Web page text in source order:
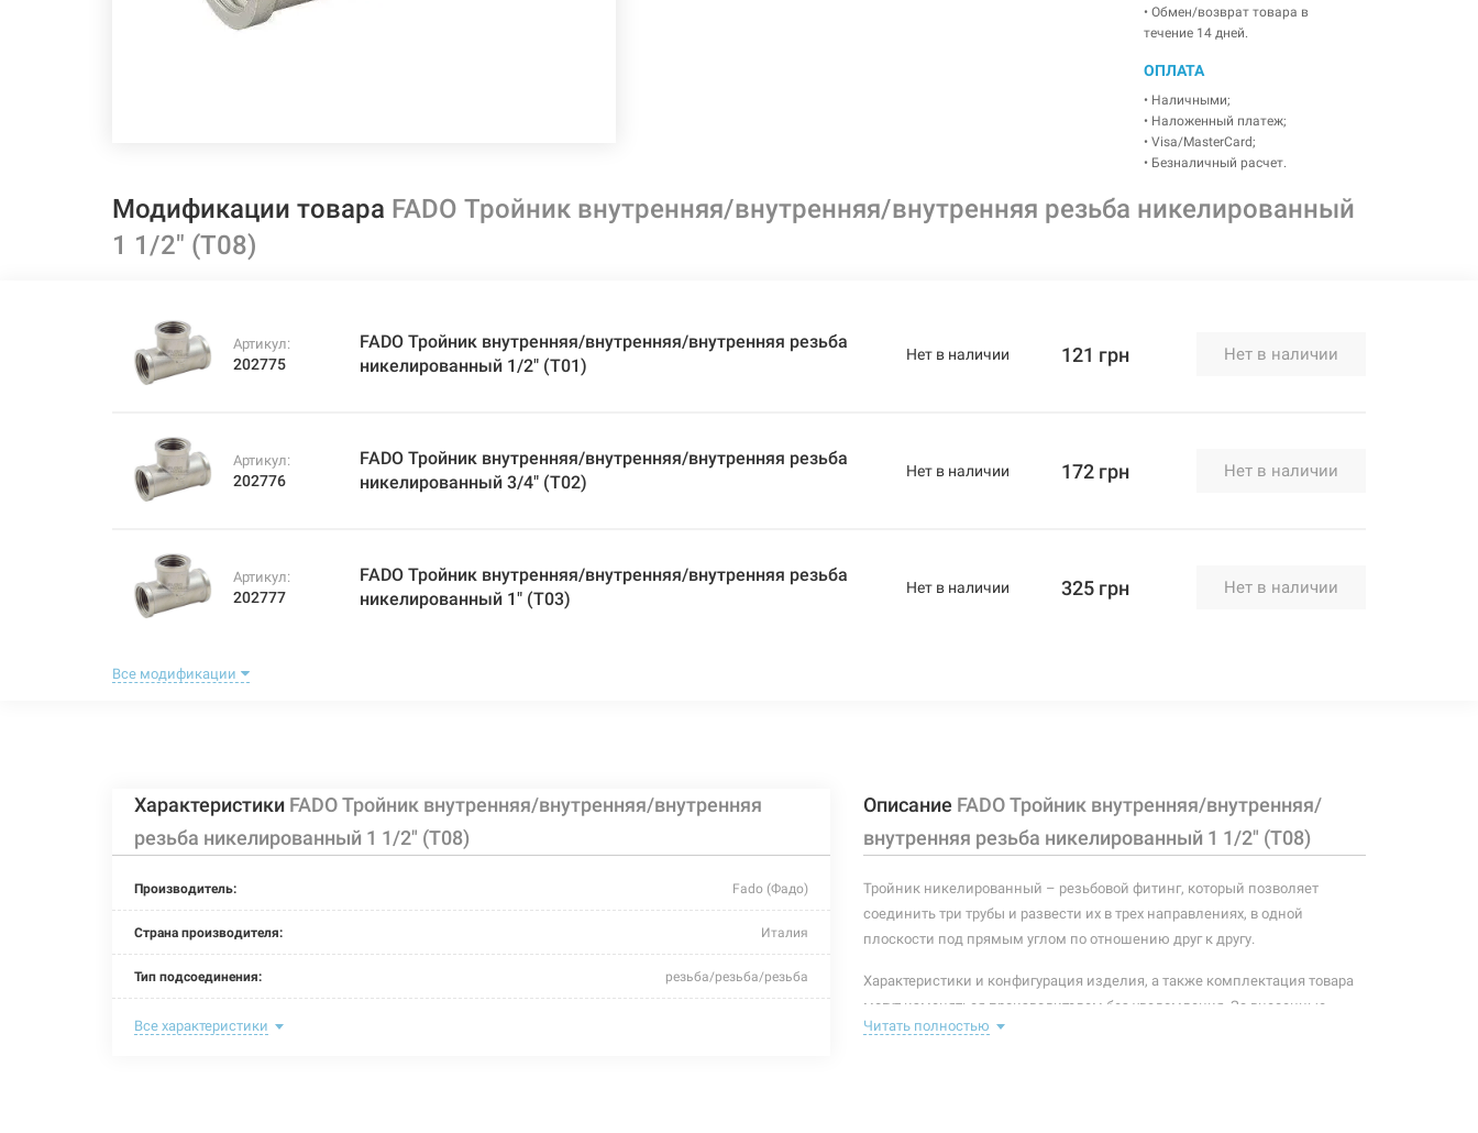
• Обмен/возврат товара в
течение 14 дней.
ОПЛАТА
• Наличными;
• Наложенный платеж;
• Visa/MasterCard;
• Безналичный расчет.
Модификации товара FADO Тройник внутренняя/внутренняя/внутренняя резьба никелированный
1 1/2" (T08)
Артикул:
202775
FADO Тройник внутренняя/внутренняя/внутренняя резьба
никелированный 1/2" (T01)
Нет в наличии 121 грн Нет в наличии
Артикул:
202776
FADO Тройник внутренняя/внутренняя/внутренняя резьба
никелированный 3/4" (T02)
Нет в наличии 172 грн Нет в наличии
Артикул:
202777
FADO Тройник внутренняя/внутренняя/внутренняя резьба
никелированный 1" (T03)
Нет в наличии 325 грн Нет в наличии
Артикул:
207364
FADO Тройник внутренняя/внутренняя/внутренняя резьба
никелированный 2" (T09)
1132 грн Нет в наличии
Все модификации
Характеристики FADO Тройник внутренняя/внутренняя/внутренняя
резьба никелированный 1 1/2" (T08)
Производитель: Fado (Фадо)
Страна производителя: Италия
Тип подсоединения: резьба/резьба/резьба
Номинальное давление:
Все характеристики
Описание FADO Тройник внутренняя/внутренняя/
внутренняя резьба никелированный 1 1/2" (T08)
Тройник никелированный – резьбовой фитинг, который позволяет
соединить три трубы и развести их в трех направлениях, в одной
плоскости под прямым углом по отношению друг к другу.
Характеристики и конфигурация изделия, а также комплектация товара
могут изменяться производителем без уведомления. За внесенные
производителем изменения, магазин ответственности не несет.
Читать полностью